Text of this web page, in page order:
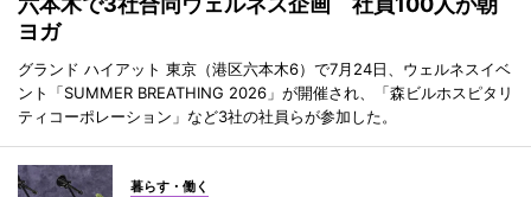
ヨガ
グランド ハイアット 東京（港区六本木6）で7月24日、ウェルネスイベ
ント「SUMMER BREATHING 2026」が開催され、「森ビルホスピタリ
ティコーポレーション」など3社の社員らが参加した。
暮らす・働く